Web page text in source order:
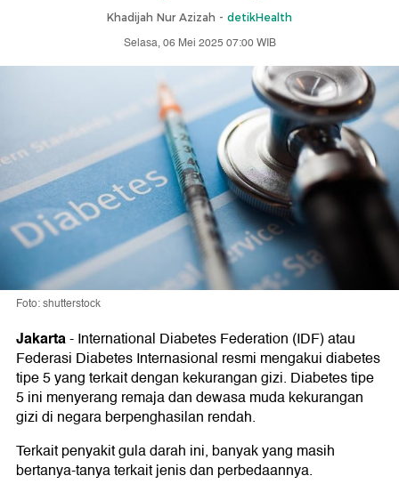
Khadijah Nur Azizah - detikHealth
Selasa, 06 Mei 2025 07:00 WIB
Foto: shutterstock
Jakarta-International Diabetes Federation (IDF) atau
Federasi Diabetes Internasional resmi mengakui diabetes
tipe 5 yang terkait dengan kekurangan gizi. Diabetes tipe
5 ini menyerang remaja dan dewasa muda kekurangan
gizi di negara berpenghasilan rendah.
Terkait penyakit gula darah ini, banyak yang masih
bertanya-tanya terkait jenis dan perbedaannya.